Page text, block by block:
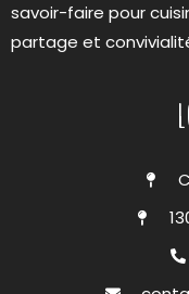
savoir-faire pour
partage et